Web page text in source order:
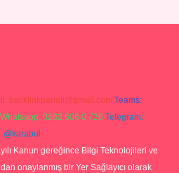
backlinkpaneli@gmail.com Teams:
Whatsapp: 0262 606 0 726 Telegram:
@karabul
Kanun gereğince Bilgi Teknolojileri ve
onaylanmış bir Yer Sağlayıcı olarak